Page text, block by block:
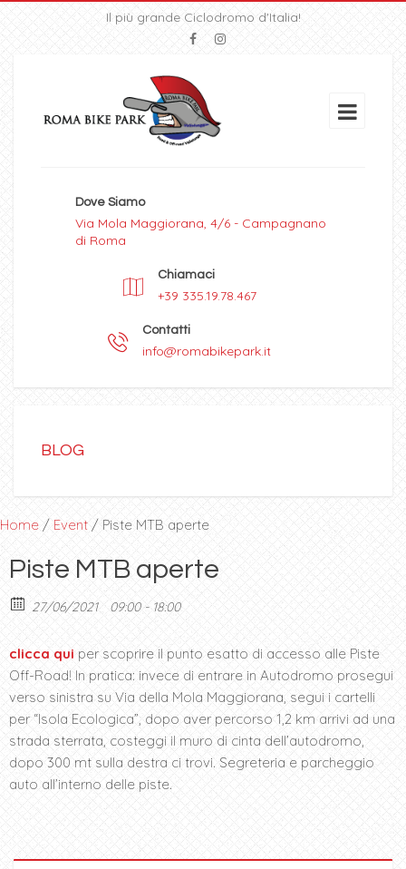
Il più grande Ciclodromo d'Italia!
Dove Siamo
Via Mola Maggiorana, 4/6 - Campagnano
di Roma
Chiamaci
+39 335.19.78.467
Contatti
info@romabikepark.it
BLOG
Home / Event / Piste MTB aperte
Piste MTB aperte
27/06/2021 09:00 - 18:00
clicca qui per scoprire il punto esatto di accesso alle Piste
Off-Road! In pratica: invece di entrare in Autodromo prosegui
verso sinistra su Via della Mola Maggiorana, segui i cartelli
per “Isola Ecologica”, dopo aver percorso 1,2 km arrivi ad una
strada sterrata, costeggi il muro di cinta dell’autodromo,
dopo 300 mt sulla destra ci trovi. Segreteria e parcheggio
auto all’interno delle piste.